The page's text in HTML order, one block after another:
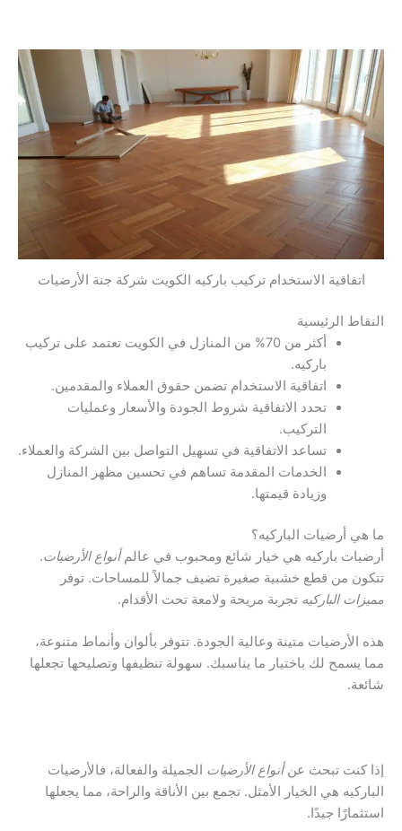
اتفاقية الاستخدام تركيب باركيه الكويت شركة جنة الأرضيات
النقاط الرئيسية
أكثر من 70% من المنازل في الكويت تعتمد على تركيب
باركيه.
اتفاقية الاستخدام تضمن حقوق العملاء والمقدمين.
تحدد الاتفاقية شروط الجودة والأسعار وعمليات
التركيب.
تساعد الاتفاقية في تسهيل التواصل بين الشركة والعملاء.
الخدمات المقدمة تساهم في تحسين مظهر المنازل
وزيادة قيمتها.
ما هي أرضيات الباركيه؟
أرضيات باركيه هي خيار شائع ومحبوب في عالمأنواع الأرضيات.
تتكون من قطع خشبية صغيرة تضيف جمالاً للمساحات. توفر
مميزات الباركيه تجربة مريحة ولامعة تحت الأقدام.
هذه الأرضيات متينة وعالية الجودة. تتوفر بألوان وأنماط متنوعة،
مما يسمح لك باختيار ما يناسبك. سهولة تنظيفها وتصليحها تجعلها
شائعة.
إذا كنت تبحث عنأنواع الأرضيات الجميلة والفعالة، فالأرضيات
الباركيه هي الخيار الأمثل. تجمع بين الأناقة والراحة، مما يجعلها
استثمارًا جيدًا.